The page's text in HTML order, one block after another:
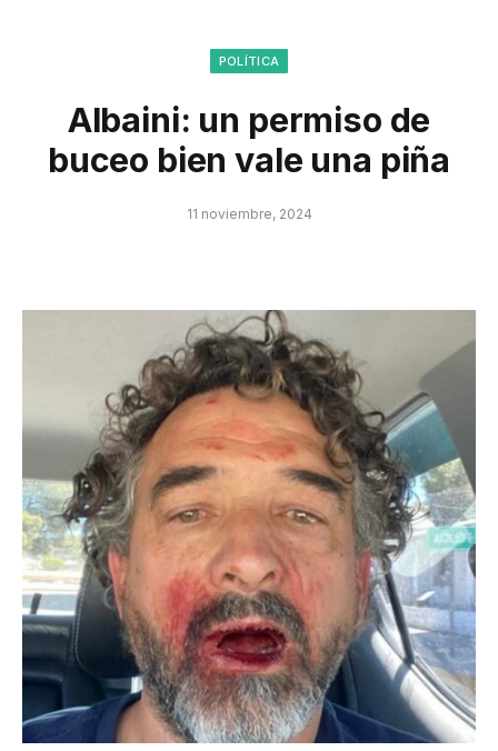
POLÍTICA
Albaini: un permiso de
buceo bien vale una piña
11 noviembre, 2024